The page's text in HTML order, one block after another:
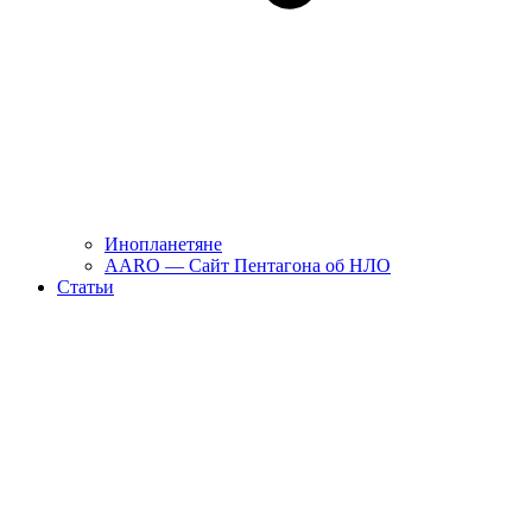
Инопланетяне
AARO — Сайт Пентагона об НЛО
Статьи